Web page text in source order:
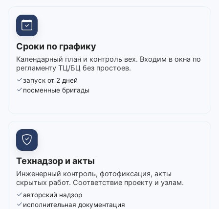
Сроки по графику
Календарный план и контроль вех. Входим в окна по
регламенту ТЦ/БЦ без простоев.
запуск от 2 дней
посменные бригады
Технадзор и акты
Инженерный контроль, фотофиксация, акты
скрытых работ. Соответствие проекту и узлам.
авторский надзор
исполнительная документация